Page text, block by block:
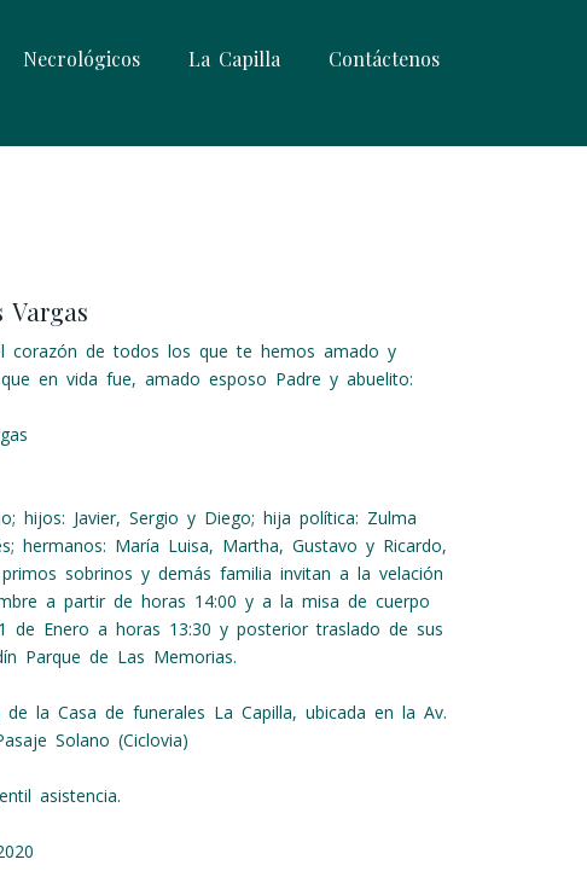
Necrológicos La Capilla Contáctenos
corazón de todos los que te hemos amado y
en vida fue, amado esposo Padre y abuelito:
hijos: Javier, Sergio y Diego; hija política: Zulma
hermanos: María Luisa, Martha, Gustavo y Ricardo,
sobrinos y demás familia invitan a la velación
a partir de horas 14:00 y a la misa de cuerpo
de Enero a horas 13:30 y posterior traslado de sus
Parque de Las Memorias.
la Casa de funerales La Capilla, ubicada en la Av.
Solano (Ciclovia)
asistencia.